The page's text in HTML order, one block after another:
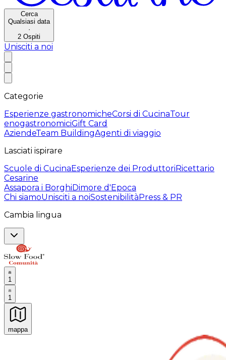
Cerca
Qualsiasi data
·
2 Ospiti
Unisciti a noi
Categorie
Esperienze gastronomicheCorsi di CucinaTour
enogastronomiciGift Card
AziendeTeam BuildingAgenti di viaggio
Lasciati ispirare
Scuole di CucinaEsperienze dei ProduttoriRicettario
Cesarine
Assapora i BorghiDimore d'Epoca
Chi siamoUnisciti a noiSostenibilitàPress & PR
Cambia lingua
1
1
mappa
Esperienze culinarie indimenticabili: Esperienze